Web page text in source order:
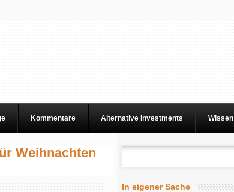
Kommentare Alternative Investments Wissen
Weihnachten
In eigener Sache